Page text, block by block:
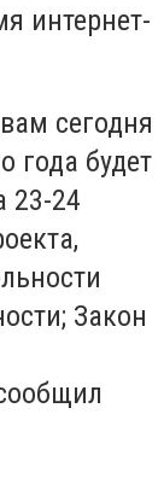
интернет-
сегодня
года будет
23-24
Закон